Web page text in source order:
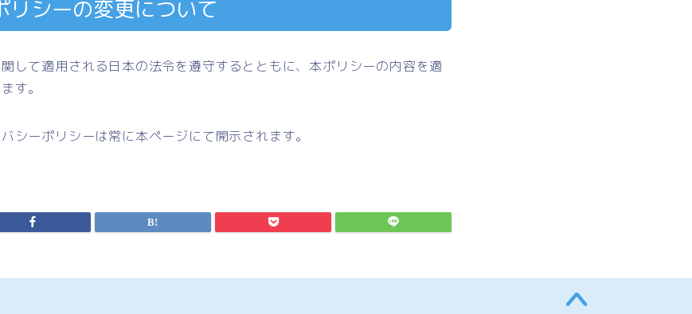
リシーの変更について
して適用される日本の法令を遵守するとともに、本ポリシーの内容を適
す。
シーポリシーは常に本ページにて開示されます。